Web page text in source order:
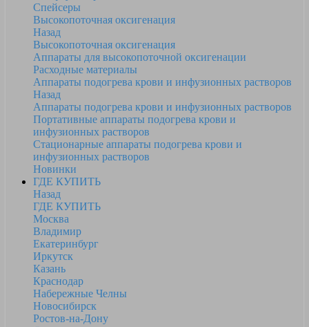
Спейсеры
Высокопоточная оксигенация
Назад
Высокопоточная оксигенация
Аппараты для высокопоточной оксигенации
Расходные материалы
Аппараты подогрева крови и инфузионных растворов
Назад
Аппараты подогрева крови и инфузионных растворов
Портативные аппараты подогрева крови и
инфузионных растворов
Стационарные аппараты подогрева крови и
инфузионных растворов
Новинки
ГДЕ КУПИТЬ
Назад
ГДЕ КУПИТЬ
Москва
Владимир
Екатеринбург
Иркутск
Казань
Краснодар
Набережные Челны
Новосибирск
Ростов-на-Дону